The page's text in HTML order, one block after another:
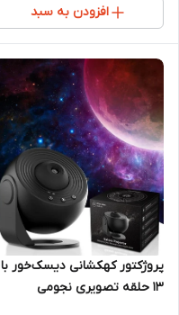
افزودن به سبد
پروژکتور کهکشانی دیسک‌خور با
۱۳ حلقه تصویری نجومی